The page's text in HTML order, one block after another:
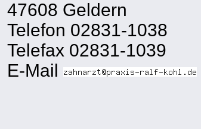
47608 Geldern
Telefon 02831-1038
Telefax 02831-1039
E-Mail